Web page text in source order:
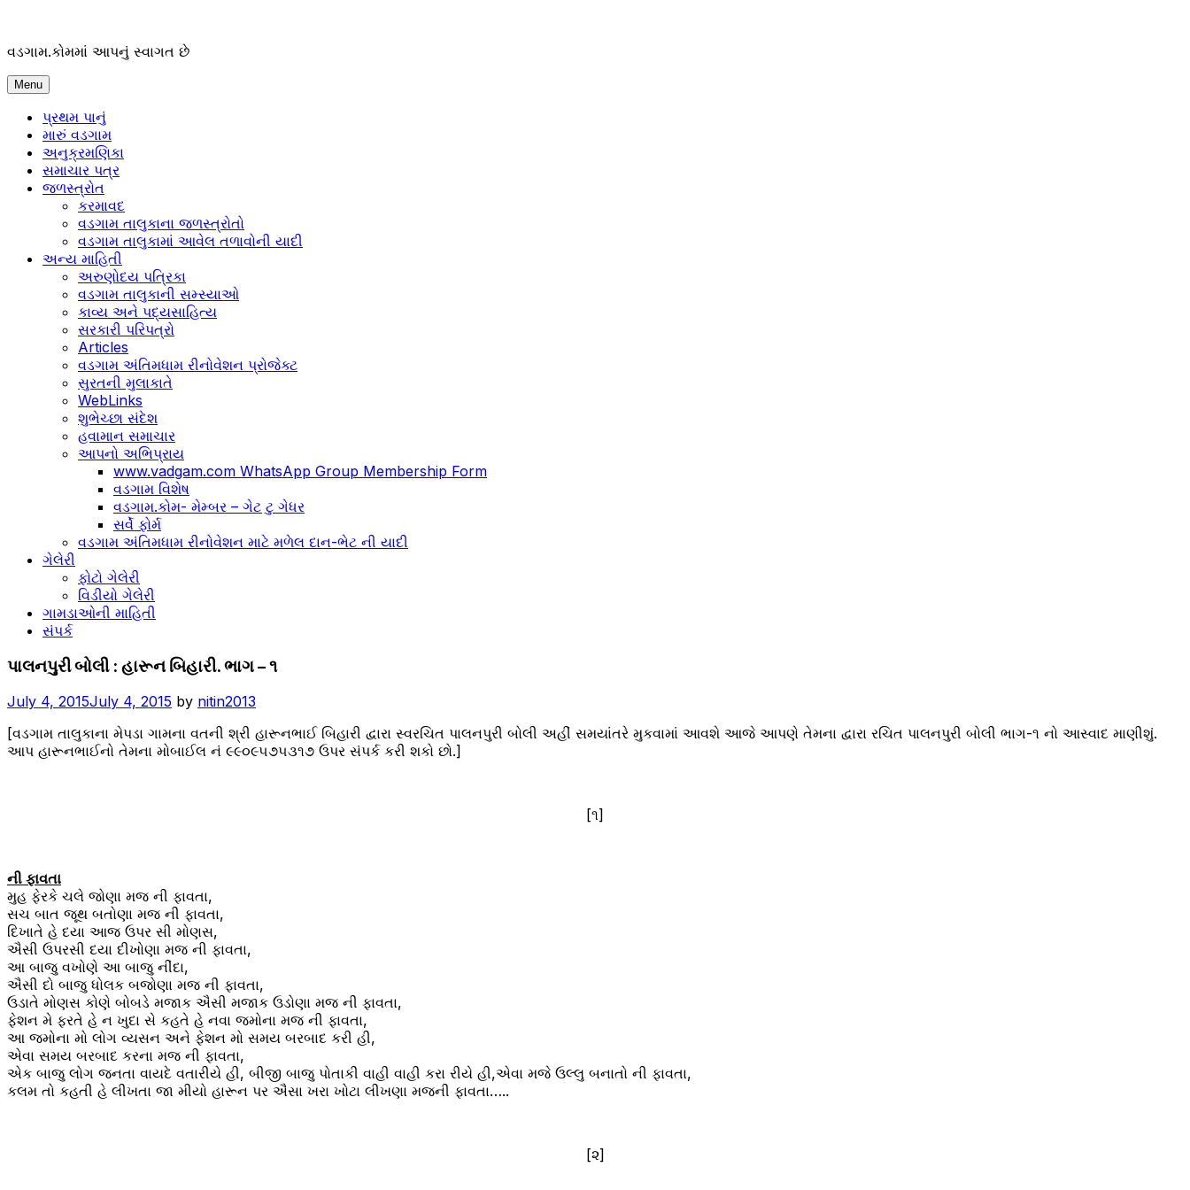
content
વડગામ.કોમમાં આપનું સ્વાગત છે
Menu
પ્રથમ પાનું
મારું વડગામ
અનુક્રમણિકા
સમાચાર પત્ર
જળસ્ત્રોત
કરમાવદ
વડગામ તાલુકાના જળસ્ત્રોતો
વડગામ તાલુકામાં આવેલ તળાવોની યાદી
અન્ય માહિતી
અરુણોદય પત્રિકા
વડગામ તાલુકાની સમ્સ્યાઓ
કાવ્ય અને પદ્યસાહિત્ય
સરકારી પરિપત્રો
Articles
વડગામ અંતિમધામ રીનોવેશન પ્રોજેક્ટ
સુરતની મુલાકાતે
WebLinks
શુભેચ્છા સંદેશ
હવામાન સમાચાર
આપનો અભિપ્રાય
www.vadgam.com WhatsApp Group Membership Form
વડગામ વિશેષ
વડગામ.કોમ- મેમ્બર – ગેટ ટુ ગેધર
સર્વે ફોર્મ
વડગામ અંતિમધામ રીનોવેશન માટે મળેલ દાન-ભેટ ની યાદી
ગેલેરી
ફોટો ગેલેરી
વિડીયો ગેલેરી
ગામડાઓની માહિતી
સંપર્ક
પાલનપુરી
-
બિહારી
પાલનપુરી બોલી : હારૂન બિહારી. ભાગ – ૧
July 4, 2015July 4, 2015 by nitin2013
[વડગામ તાલુકાના મેપડા ગામના વતની શ્રી હારૂનભાઈ બિહારી દ્વારા સ્વરચિત પાલનપુરી બોલી અહીં સમયાંતરે મુકવામાં આવશે આજે આપણે તેમના દ્વારા રચિત પાલનપુરી બોલી ભાગ-૧ નો આસ્વાદ માણીશું.
આપ હારૂનભાઈનો તેમના મોબાઈલ નં ૯૯૦૯૫૭૫૩૧૭ ઉપર સંપર્ક કરી શકો છો.]
[૧]
ની ફાવતા
મુહ ફેરકે ચલે જોણા મજ ની ફાવતા,
સચ બાત જૂથ બતોણા મજ ની ફાવતા,
દિખાતે હે દયા આજ ઉપર સી મોણસ,
ઐસી ઉપરસી દયા દીખોણા મજ ની ફાવતા,
આ બાજુ વખોણે આ બાજુ નીંદા,
ઐસી દો બાજુ ધોલક બજોણા મજ ની ફાવતા,
ઉડાતે મોણસ કોણે બોબડે મજાક ઐસી મજાક ઉડોણા મજ ની ફાવતા,
ફેશન મે ફરતે હે ન ખુદા સે કહતે હે નવા જમોના મજ ની ફાવતા,
આ જમોના મો લોગ વ્યસન અને ફેશન મો સમય બરબાદ કરી હી,
એવા સમય બરબાદ કરના મજ ની ફાવતા,
એક બાજુ લોગ જનતા વાયદે વતારીયે હી, બીજી બાજુ પોતાકી વાહી વાહી કરા રીયે હી,એવા મજે ઉલ્લુ બનાતો ની ફાવતા,
કલમ તો કહતી હે લીખતા જા મીયો હારૂન પર ઐસા ખરા ખોટા લીખણા મજની ફાવતા…..
[૨]